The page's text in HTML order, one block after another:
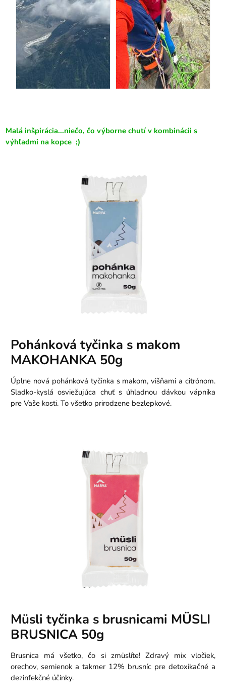
Malá inšpirácia...niečo, čo výborne chutí v kombinácii s
výhľadmi na kopce ;)
Pohánková tyčinka s makom
MAKOHANKA 50g
Úplne nová pohánková tyčinka s makom, višňami a citrónom.
Sladko-kyslá osviežujúca chuť s úhľadnou dávkou vápnika
pre Vaše kosti. To všetko prirodzene bezlepkové.
Müsli tyčinka s brusnicami MÜSLI
BRUSNICA 50g
Brusnica má všetko, čo si zmüslíte! Zdravý mix vločiek,
orechov, semienok a takmer 12% brusníc pre detoxikačné a
dezinfekčné účinky.